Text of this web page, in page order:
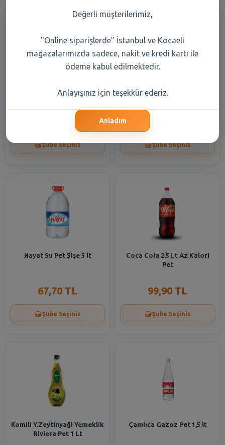
Nat.Sizma Meyvemsi Pet 1 Lt
Şube Seçiniz
Portakal Parçacıklı Pet 1 lt
Şube Seçiniz
Hayat Su Pet Şişe 5 lt
67,70 TL
Şube Seçiniz
Coca Cola 2.5 Lt Az Kalori
Pet
99,90 TL
Şube Seçiniz
Komili Y.Zeytinyaği Yemeklik
Riviera Pet 1 Lt
Çamlıca Gazoz Pet 1,5 lt
Değerli müşterilerimiz,
"Online siparişlerde" İstanbul ve Kocaeli
mağazalarımızda sadece, nakit ve kredi kartı ile
ödeme kabul edilmektedir.
Anlayışınız için teşekkür ederiz.
Anladım